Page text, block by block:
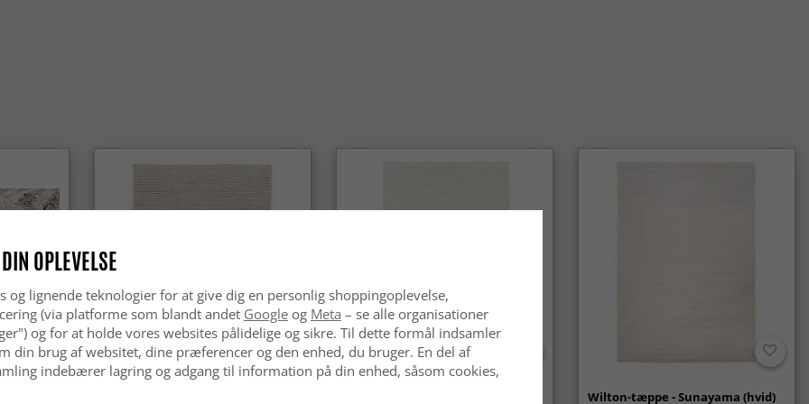
Wilton-tæppe - Sunayama (hvid)
OPLEVELSE
og lignende teknologier for at give dig en personlig shoppingoplevelse,
(via platforme som blandt andet Googleog Meta – se alle organisationer
og for at holde vores websites pålidelige og sikre. Til dette formål indsamler
din brug af websitet, dine præferencer og den enhed, du bruger. En del af
indebærer lagring og adgang til information på din enhed, såsom cookies,